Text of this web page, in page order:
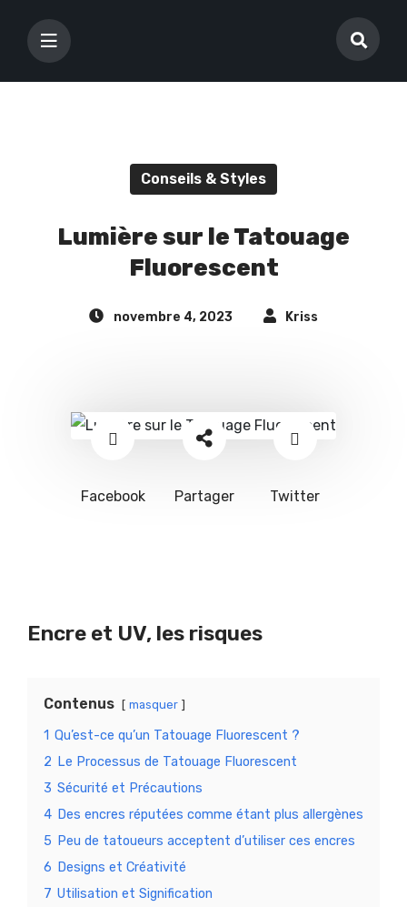
Conseils & Styles
Lumière sur le Tatouage
Fluorescent
novembre 4, 2023 Kriss
Facebook Partager Twitter
Encre et UV, les risques
Contenus masquer
1 Qu’est-ce qu’un Tatouage Fluorescent ?
2 Le Processus de Tatouage Fluorescent
3 Sécurité et Précautions
4 Des encres réputées comme étant plus allergènes
5 Peu de tatoueurs acceptent d’utiliser ces encres
6 Designs et Créativité
7 Utilisation et Signification